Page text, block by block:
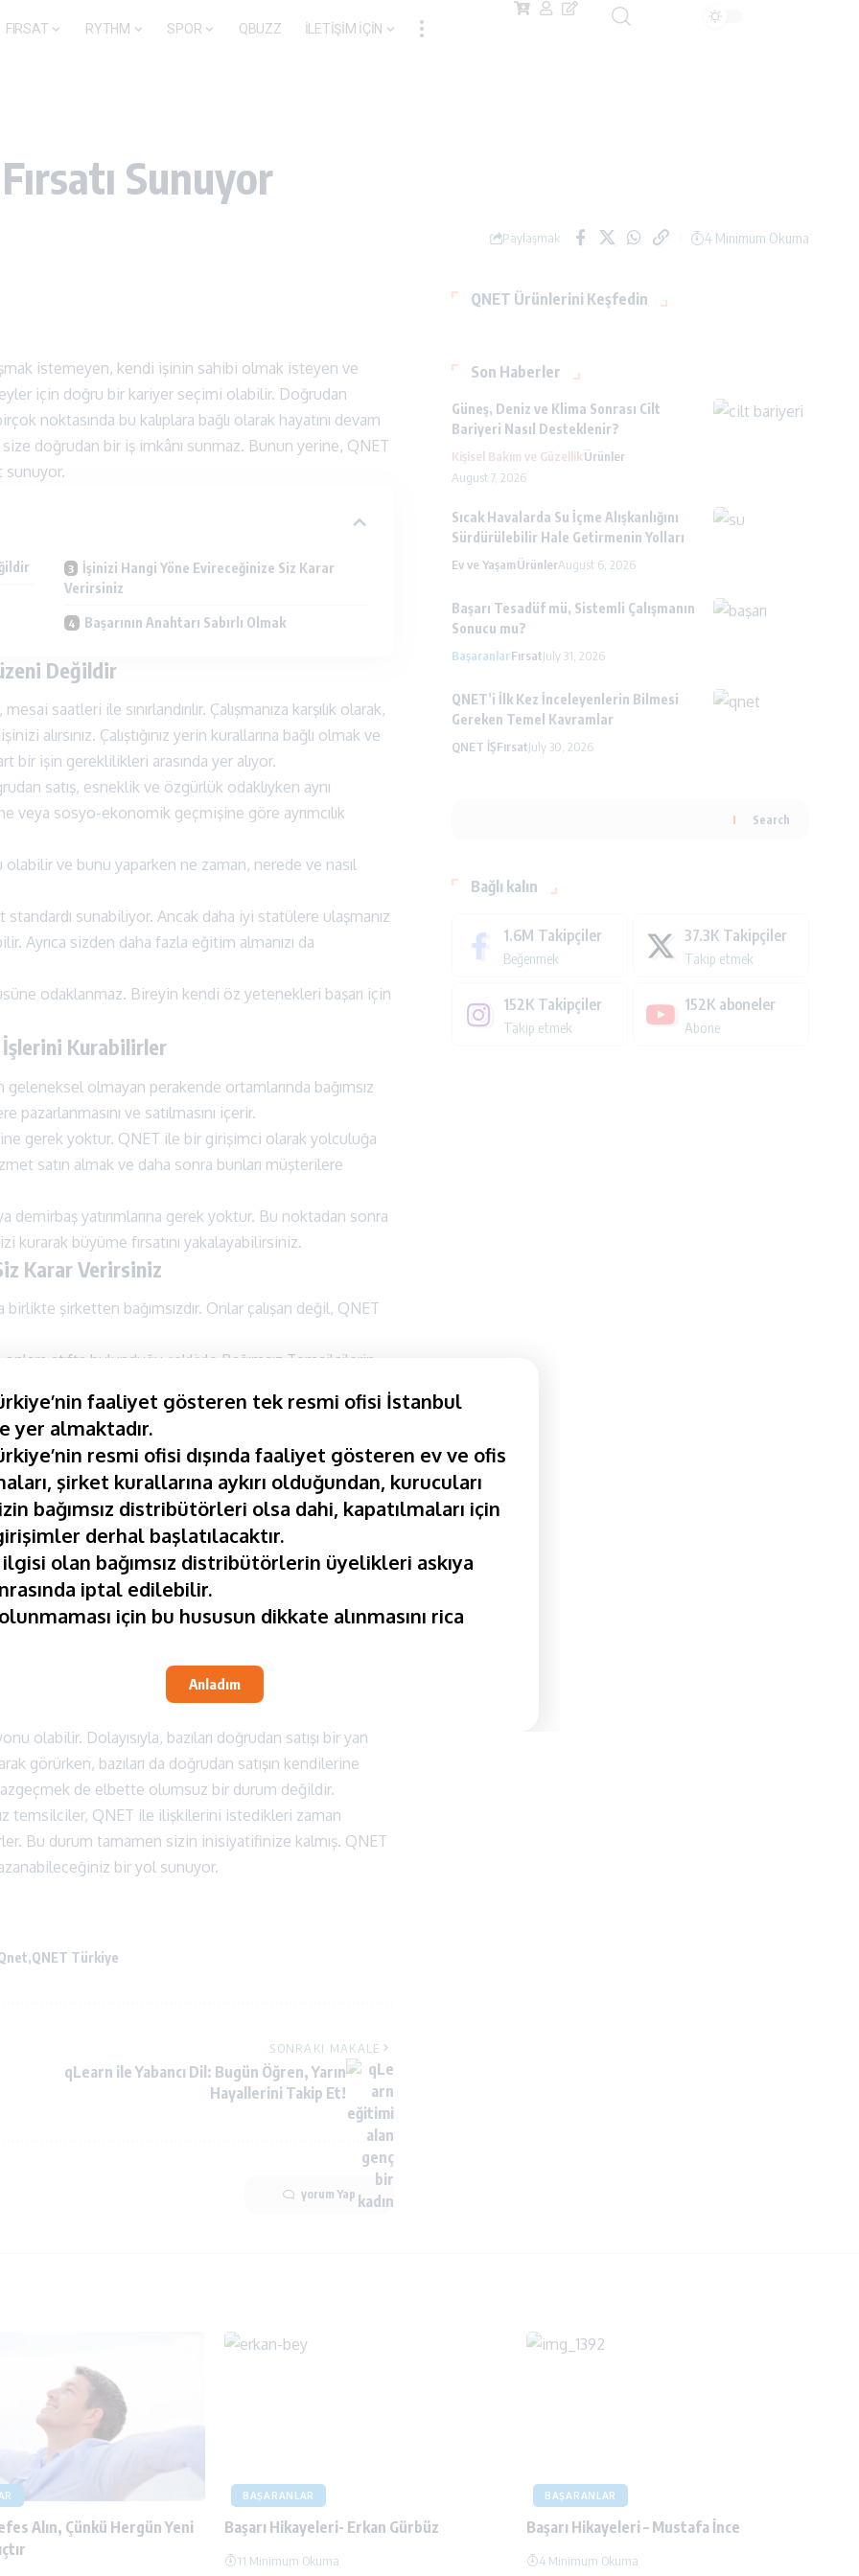
FIRSAT RYTHM SPOR QBUZZ İLETİŞİM İÇİN
Sunuyor
Paylaşmak 4 Minimum Okuma
istemeyen, kendi işinin sahibi olmak isteyen ve
için doğru bir kariyer seçimi olabilir. Doğrudan
noktasında bu kalıplara bağlı olarak hayatını devam
doğrudan bir iş imkânı sunmaz. Bunun yerine, QNET
sunuyor.
İşinizi Hangi Yöne Evireceğinize Siz Karar
Verirsiniz
Başarının Anahtarı Sabırlı Olmak
Değildir
saatleri ile sınırlandırılır. Çalışmanıza karşılık olarak,
alırsınız. Çalıştığınız yerin kurallarına bağlı olmak ve
işin gereklilikleri arasında yer alıyor.
satış, esneklik ve özgürlük odaklıyken aynı
veya sosyo-ekonomik geçmişine göre ayrımcılık
ve bunu yaparken ne zaman, nerede ve nasıl
sunabiliyor. Ancak daha iyi statülere ulaşmanız
Ayrıca sizden daha fazla eğitim almanızı da
odaklanmaz. Bireyin kendi öz yetenekleri başarı için
İşlerini Kurabilirler
olmayan perakende ortamlarında bağımsız
ve satılmasını içerir.
gerek yoktur. QNET ile bir girişimci olarak yolculuğa
satın almak ve daha sonra bunları müşterilere
demirbaş yatırımlarına gerek yoktur. Bu noktadan sonra
büyüme fırsatını yakalayabilirsiniz.
Karar Verirsiniz
şirketten bağımsızdır. Onlar çalışan değil, QNET
atıfta bulunduğu şekliyle Bağımsız Temsilcilerin
sorumlu oldukları ve etraflarında satış ekipleri
anlamına gelir.
kaliteli ev ve yaşam ürünleri, kişisel bakım
içeren kapsamlı bir ürün yelpazesine sahiptir.
tamamen sizin bireysel becerilerinize ve sahip
başarılar elde etmiş olsa da hiçbir girişimcinin
alınamayacağını da belirtmek gerekir. Kısacası,
gelmez.
olma planı değildir. Aslında QNET, bağımsız
olduğunu ve kişinin odaklanmasını, kararlı
olmasını gerektirdiği sürekli olarak hatırlatıyor.
olabilir. Dolayısıyla, bazıları doğrudan satışı bir yan
görürken, bazıları da doğrudan satışın kendilerine
de elbette olumsuz bir durum değildir.
temsilciler, QNET ile ilişkilerini istedikleri zaman
Bu durum tamamen sizin inisiyatifinize kalmış. QNET
bir yol sunuyor.
QNET Türkiye
SONRAKI MAKALE
qLearn ile Yabancı Dil: Bugün Öğren, Yarın
Hayallerini Takip Et!
yorum Yap
QNET Ürünlerini Keşfedin
Son Haberler
Güneş, Deniz ve Klima Sonrası Cilt
Bariyeri Nasıl Desteklenir?
Kişisel Bakım ve GüzellikÜrünler
August 7, 2026
Sıcak Havalarda Su İçme Alışkanlığını
Sürdürülebilir Hale Getirmenin Yolları
Ev ve YaşamÜrünlerAugust 6, 2026
Başarı Tesadüf mü, Sistemli Çalışmanın
Sonucu mu?
BaşaranlarFırsatJuly 31, 2026
QNET’i İlk Kez İnceleyenlerin Bilmesi
Gereken Temel Kavramlar
QNET İŞFırsatJuly 30, 2026
Search
Bağlı kalın
1.6M Takipçiler
Beğenmek
37.3K Takipçiler
Takip etmek
152K Takipçiler
Takip etmek
152K aboneler
Abone
Alın, Çünkü Hergün Yeni
BAŞARANLAR
Başarı Hikayeleri- Erkan Gürbüz
11 Minimum Okuma
BAŞARANLAR
Başarı Hikayeleri – Mustafa İnce
4 Minimum Okuma
faaliyet gösteren tek resmi ofisi İstanbul
yer almaktadır.
resmi ofisi dışında faaliyet gösteren ev ve ofis
şirket kurallarına aykırı olduğundan, kurucuları
bağımsız distribütörleri olsa dahi, kapatılmaları için
derhal başlatılacaktır.
olan bağımsız distribütörlerin üyelikleri askıya
iptal edilebilir.
için bu hususun dikkate alınmasını rica
Anladım